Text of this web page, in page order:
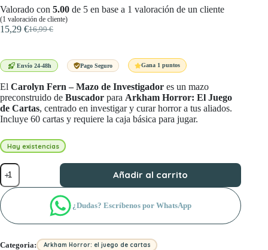
Valorado con 5.00 de 5 en base a 1 valoración de un cliente
(1 valoración de cliente)
16,99€
El
era:
15,29 €El
es:
Envío 24-48h Pago Seguro Gana 1 puntos
El Carolyn Fern – Mazo de Investigador es un mazo
preconstruido de Buscador para Arkham Horror: El Juego
de Cartas, centrado en investigar y curar horror a tus aliados.
Incluye 60 cartas y requiere la caja básica para jugar.
Hay existencias
Carolyn
Fern
Mazo
de
investigador
cantidad
Añadir al carrito
¿Dudas? Escríbenos por WhatsApp
Categoria: Arkham Horror: el juego de cartas